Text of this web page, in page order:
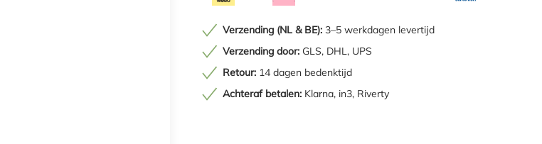
Verzending (NL & BE): 3–5 werkdagen levertijd
Verzending door: GLS, DHL, UPS
Retour: 14 dagen bedenktijd
Achteraf betalen: Klarna, in3, Riverty